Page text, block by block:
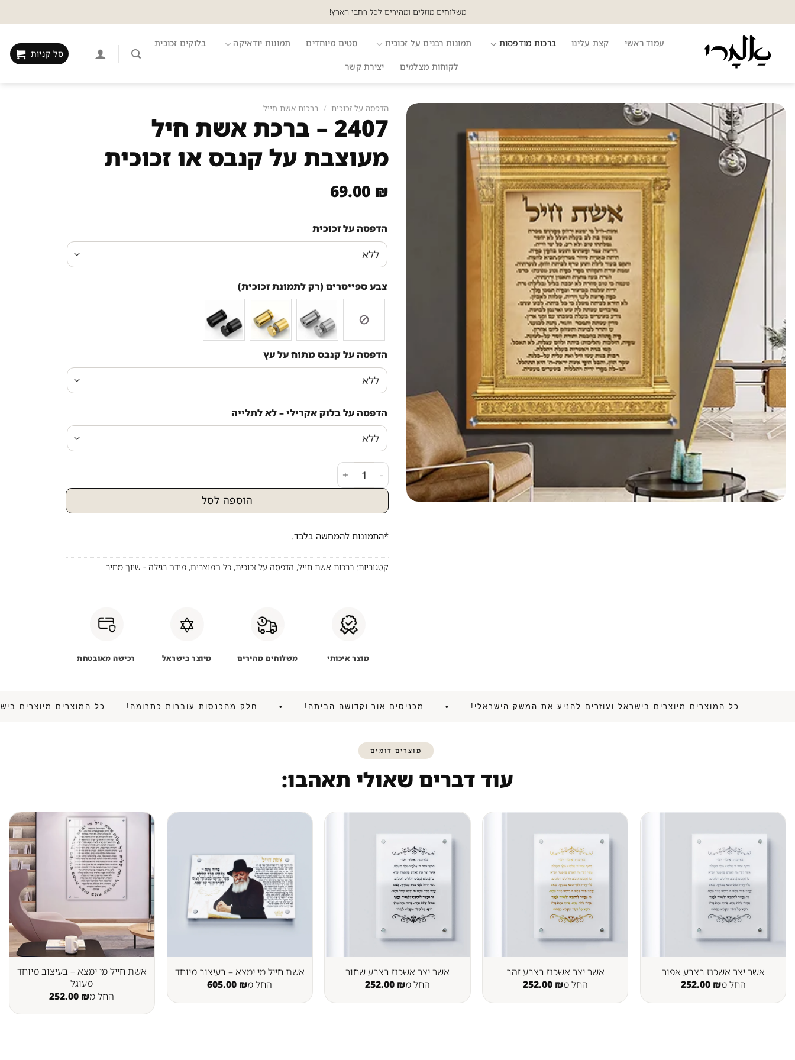
to
משלוחים מוזלים ומהירים לכל רחבי הארץ!
עמוד ראשי קצת עלינו ברכות מודפסות תמונות רבנים על זכוכית סטים מיוחדים תמונות יודאיקה בלוקים זכוכית
לקוחות מצלמים יצירת קשר
סל קניות
הדפסה על זכוכית / ברכות אשת חייל
2407 – ברכת אשת חיל
מעוצבת על קנבס או זכוכית
69.00 ₪
הדפסה על זכוכית
צבע ספייסרים (רק לתמונת זכוכית)
הדפסה על קנבס מתוח על עץ
הדפסה על בלוק אקרילי – לא לתלייה
הוספה לסל
*התמונות להמחשה בלבד.
קטגוריות: ברכות אשת חייל, הדפסה על זכוכית, כל המוצרים, מידה רגילה - שיוך מחיר
מוצר איכותי משלוחים מהירים מיוצר בישראל רכישה מאובטחת
כל המוצרים מיוצרים בישראל ועוזרים להניע את המשק הישראלי! • מכניסים אור וקדושה הביתה! • חלק מהכנסות עוברות כתרומה!כל המוצרים
מוצרים דומים
עוד דברים שאולי תאהבו:
אשר יצר אשכנז בצבע אפור
החל מ
252.00 ₪
אשר יצר אשכנז בצבע זהב
החל מ
252.00 ₪
אשר יצר אשכנז בצבע שחור
החל מ
252.00 ₪
אשת חייל מי ימצא – בעיצוב מיוחד
החל מ
605.00 ₪
אשת חייל מי ימצא – בעיצוב מיוחד
מעוגל
החל מ
252.00 ₪